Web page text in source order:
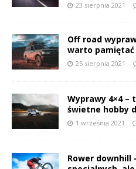
23 sierpnia 2021
Off road
warto pamiętać
25 sierpnia 2021
Wyprawy 4×4
świetne hobby
1 września 2021
Rower downhill